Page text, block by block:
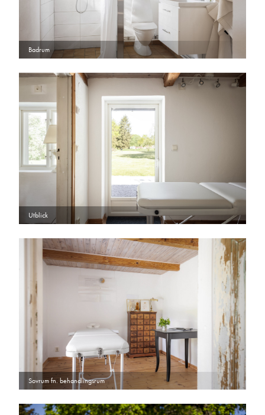
Badrum
Utblick
Sovrum fn. behandlingsrum